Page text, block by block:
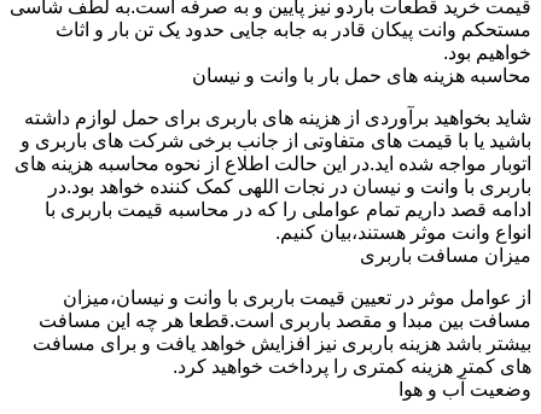
قیمت خرید قطعات باردو نیز پایین و به صرفه است.به لطف شاسی
مستحکم وانت پیکان قادر به جابه جایی حدود یک تن بار و اثاث
خواهیم بود.
محاسبه هزینه های حمل بار با وانت و نیسان
شاید بخواهید برآوردی از هزینه های باربری برای حمل لوازم داشته
باشید یا با قیمت های متفاوتی از جانب برخی شرکت های باربری و
اتوبار مواجه شده اید.در این حالت اطلاع از نحوه محاسبه هزینه های
باربری با وانت و نیسان در نجات اللهی کمک کننده خواهد بود.در
ادامه قصد داریم تمام عواملی را که در محاسبه قیمت باربری با
انواع وانت موثر هستند،بیان کنیم.
میزان مسافت باربری
از عوامل موثر در تعیین قیمت باربری با وانت و نیسان،میزان
مسافت بین مبدا و مقصد باربری است.قطعا هر چه این مسافت
بیشتر باشد هزینه باربری نیز افزایش خواهد یافت و برای مسافت
های کمتر هزینه کمتری را پرداخت خواهید کرد.
وضعیت آب و هوا